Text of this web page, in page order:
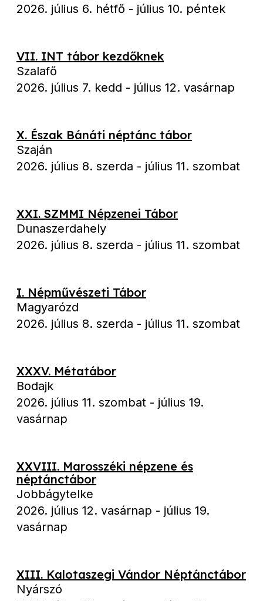
2026. július 6. hétfő - július 10. péntek
VII. INT tábor kezdőknek
Szalafő
2026. július 7. kedd - július 12. vasárnap
X. Észak Bánáti néptánc tábor
Szaján
2026. július 8. szerda - július 11. szombat
XXI. SZMMI Népzenei Tábor
Dunaszerdahely
2026. július 8. szerda - július 11. szombat
I. Népművészeti Tábor
Magyarózd
2026. július 8. szerda - július 11. szombat
XXXV. Métatábor
Bodajk
2026. július 11. szombat - július 19.
vasárnap
XXVIII. Marosszéki népzene és
néptánctábor
Jobbágytelke
2026. július 12. vasárnap - július 19.
vasárnap
XIII. Kalotaszegi Vándor Néptánctábor
Nyárszó